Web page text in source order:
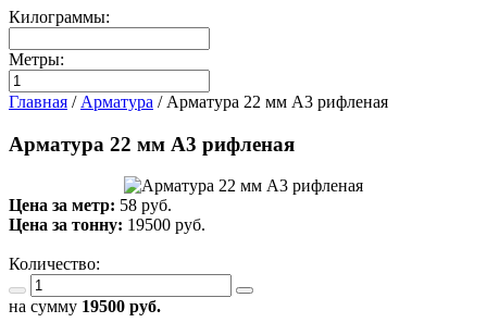
Килограммы:
Метры:
Главная / Арматура / Арматура 22 мм А3 рифленая
Арматура 22 мм А3 рифленая
Цена за метр: 58 руб.
Цена за тонну: 19500 руб.
Количество:
на сумму 19500 руб.